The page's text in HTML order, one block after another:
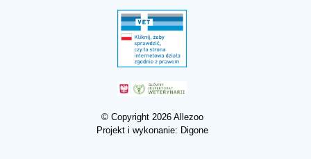
© Copyright 2026 Allezoo
Projekt i wykonanie: Digone